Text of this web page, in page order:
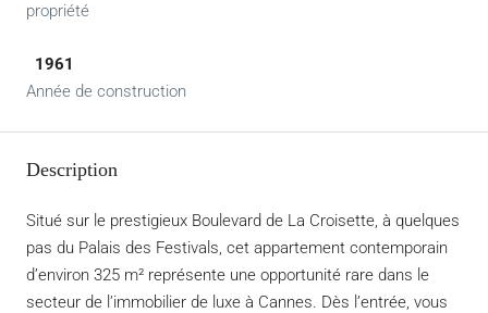
propriété
1961
Année de construction
Description
Situé sur le prestigieux Boulevard de La Croisette, à quelques
pas du Palais des Festivals, cet appartement contemporain
d’environ 325 m² représente une opportunité rare dans le
secteur de l’immobilier de luxe à Cannes. Dès l’entrée, vous